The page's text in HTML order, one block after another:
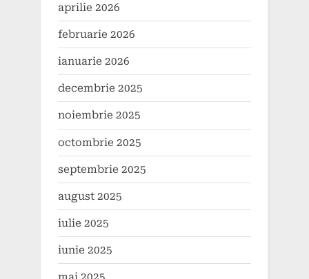
aprilie 2026
februarie 2026
ianuarie 2026
decembrie 2025
noiembrie 2025
octombrie 2025
septembrie 2025
august 2025
iulie 2025
iunie 2025